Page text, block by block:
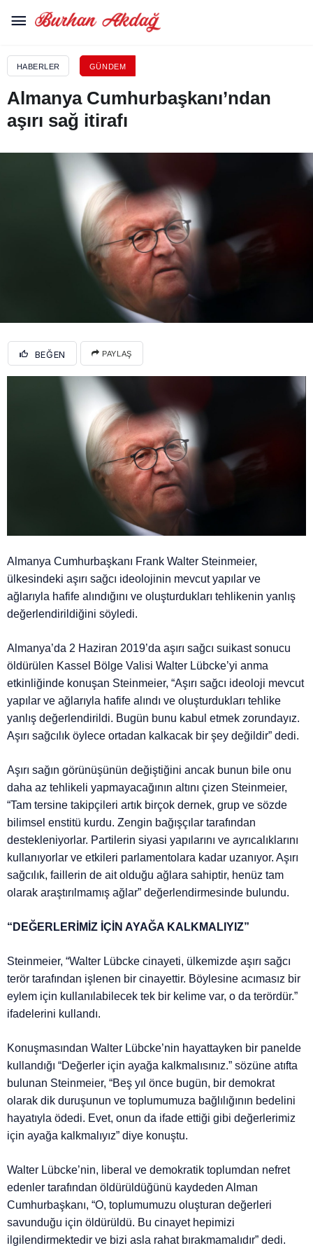
HABERLER GÜNDEM
Almanya Cumhurbaşkanı’ndan
aşırı sağ itirafı
BEĞEN PAYLAŞ
Almanya Cumhurbaşkanı Frank Walter Steinmeier,
ülkesindeki aşırı sağcı ideolojinin mevcut yapılar ve
ağlarıyla hafife alındığını ve oluşturdukları tehlikenin yanlış
değerlendirildiğini söyledi.
Almanya’da 2 Haziran 2019’da aşırı sağcı suikast sonucu
öldürülen Kassel Bölge Valisi Walter Lübcke’yi anma
etkinliğinde konuşan Steinmeier, “Aşırı sağcı ideoloji mevcut
yapılar ve ağlarıyla hafife alındı ve oluşturdukları tehlike
yanlış değerlendirildi. Bugün bunu kabul etmek zorundayız.
Aşırı sağcılık öylece ortadan kalkacak bir şey değildir” dedi.
Aşırı sağın görünüşünün değiştiğini ancak bunun bile onu
daha az tehlikeli yapmayacağının altını çizen Steinmeier,
“Tam tersine takipçileri artık birçok dernek, grup ve sözde
bilimsel enstitü kurdu. Zengin bağışçılar tarafından
destekleniyorlar. Partilerin siyasi yapılarını ve ayrıcalıklarını
kullanıyorlar ve etkileri parlamentolara kadar uzanıyor. Aşırı
sağcılık, faillerin de ait olduğu ağlara sahiptir, henüz tam
olarak araştırılmamış ağlar” değerlendirmesinde bulundu.
“DEĞERLERİMİZ İÇİN AYAĞA KALKMALIYIZ”
Steinmeier, “Walter Lübcke cinayeti, ülkemizde aşırı sağcı
terör tarafından işlenen bir cinayettir. Böylesine acımasız bir
eylem için kullanılabilecek tek bir kelime var, o da terördür.”
ifadelerini kullandı.
Konuşmasından Walter Lübcke’nin hayattayken bir panelde
kullandığı “Değerler için ayağa kalkmalısınız.” sözüne atıfta
bulunan Steinmeier, “Beş yıl önce bugün, bir demokrat
olarak dik duruşunun ve toplumumuza bağlılığının bedelini
hayatıyla ödedi. Evet, onun da ifade ettiği gibi değerlerimiz
için ayağa kalkmalıyız” diye konuştu.
Walter Lübcke’nin, liberal ve demokratik toplumdan nefret
edenler tarafından öldürüldüğünü kaydeden Alman
Cumhurbaşkanı, “O, toplumumuzu oluşturan değerleri
savunduğu için öldürüldü. Bu cinayet hepimizi
ilgilendirmektedir ve bizi asla rahat bırakmamalıdır” dedi.